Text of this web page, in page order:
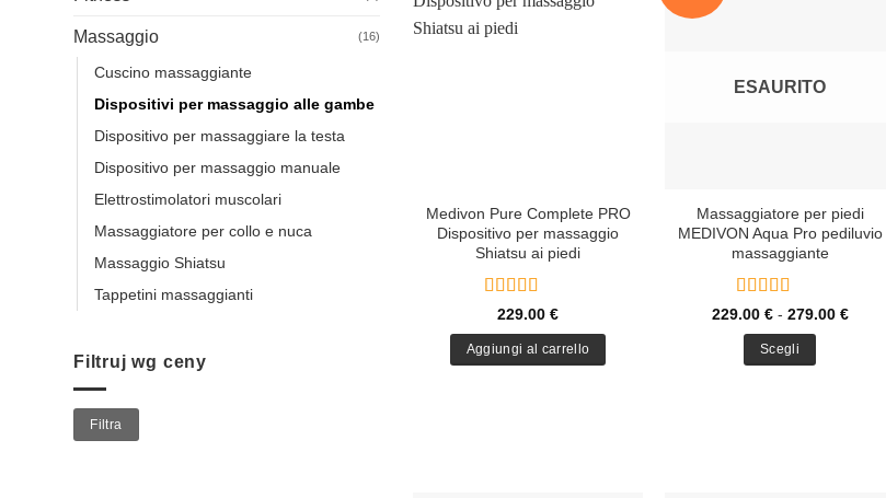
Massaggio (16)
Cuscino massaggiante
Dispositivi per massaggio alle gambe
Dispositivo per massaggiare la testa
Dispositivo per massaggio manuale
Elettrostimolatori muscolari
Massaggiatore per collo e nuca
Massaggio Shiatsu
Tappetini massaggianti
Filtruj wg ceny
Prezzo
Min
Prezzo
MaxFiltra
Medivon Pure Complete PRO
Dispositivo per massaggio
Shiatsu ai piedi
Valutato5
229.00 €
Aggiungi al carrello
ESAURITO
Massaggiatore per piedi
MEDIVON Aqua Pro pediluvio
massaggiante
Valutato5
229.00 € - 279.00 €Fascia
Scegli